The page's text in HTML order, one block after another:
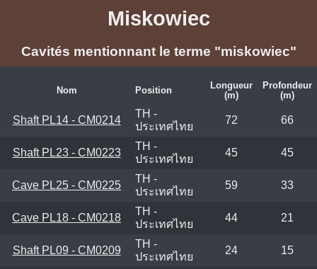
Miskowiec
Cavités mentionnant le terme "miskowiec"
Nom Position
Longueur
(m)
Profondeur
(m)
Shaft PL14 - CM0214
TH -
ประเทศไทย
72 66
Shaft PL23 - CM0223
TH -
ประเทศไทย
45 45
Cave PL25 - CM0225
TH -
ประเทศไทย
59 33
Cave PL18 - CM0218
TH -
ประเทศไทย
44 21
Shaft PL09 - CM0209
TH -
ประเทศไทย
24 15